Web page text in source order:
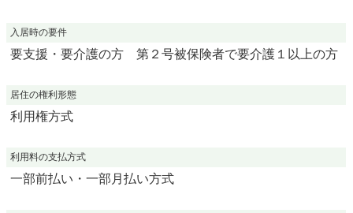
入居時の要件
要支援・要介護の方 第２号被保険者で要介護１以上の方
居住の権利形態
利用権方式
利用料の支払方式
一部前払い・一部月払い方式